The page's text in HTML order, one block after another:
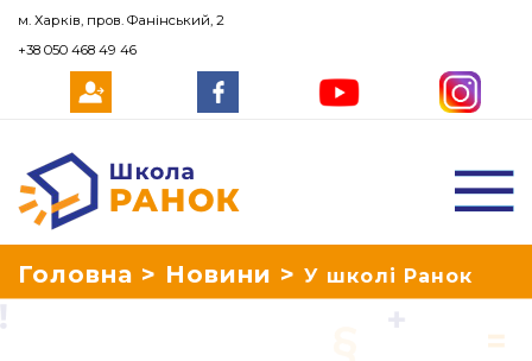
Школа Ранок
Головна > Новини > У школі Ранок
м. Харків, пров. Фанінський, 2
+38 050 468 49 46